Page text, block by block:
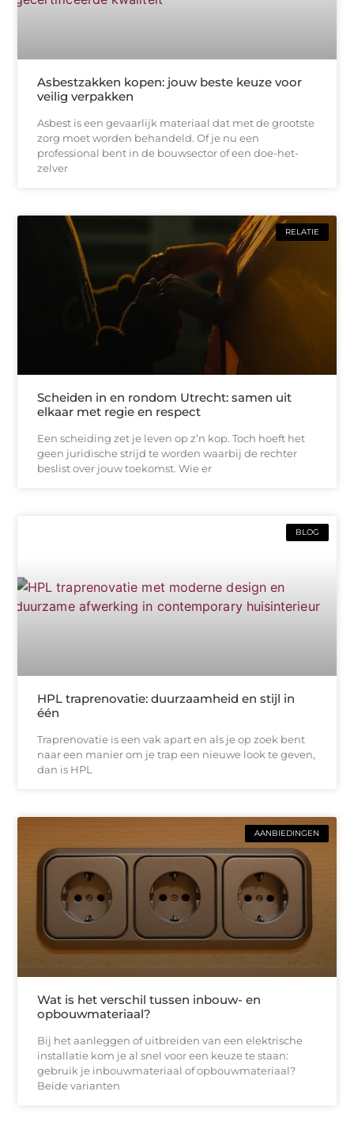
Asbestzakken kopen: jouw beste keuze voor
veilig verpakken
Asbest is een gevaarlijk materiaal dat met de grootste
zorg moet worden behandeld. Of je nu een
professional bent in de bouwsector of een doe-het-
zelver
RELATIE
Scheiden in en rondom Utrecht: samen uit
elkaar met regie en respect
Een scheiding zet je leven op z’n kop. Toch hoeft het
geen juridische strijd te worden waarbij de rechter
beslist over jouw toekomst. Wie er
BLOG
HPL traprenovatie: duurzaamheid en stijl in
één
Traprenovatie is een vak apart en als je op zoek bent
naar een manier om je trap een nieuwe look te geven,
dan is HPL
AANBIEDINGEN
Wat is het verschil tussen inbouw- en
opbouwmateriaal?
Bij het aanleggen of uitbreiden van een elektrische
installatie kom je al snel voor een keuze te staan:
gebruik je inbouwmateriaal of opbouwmateriaal?
Beide varianten